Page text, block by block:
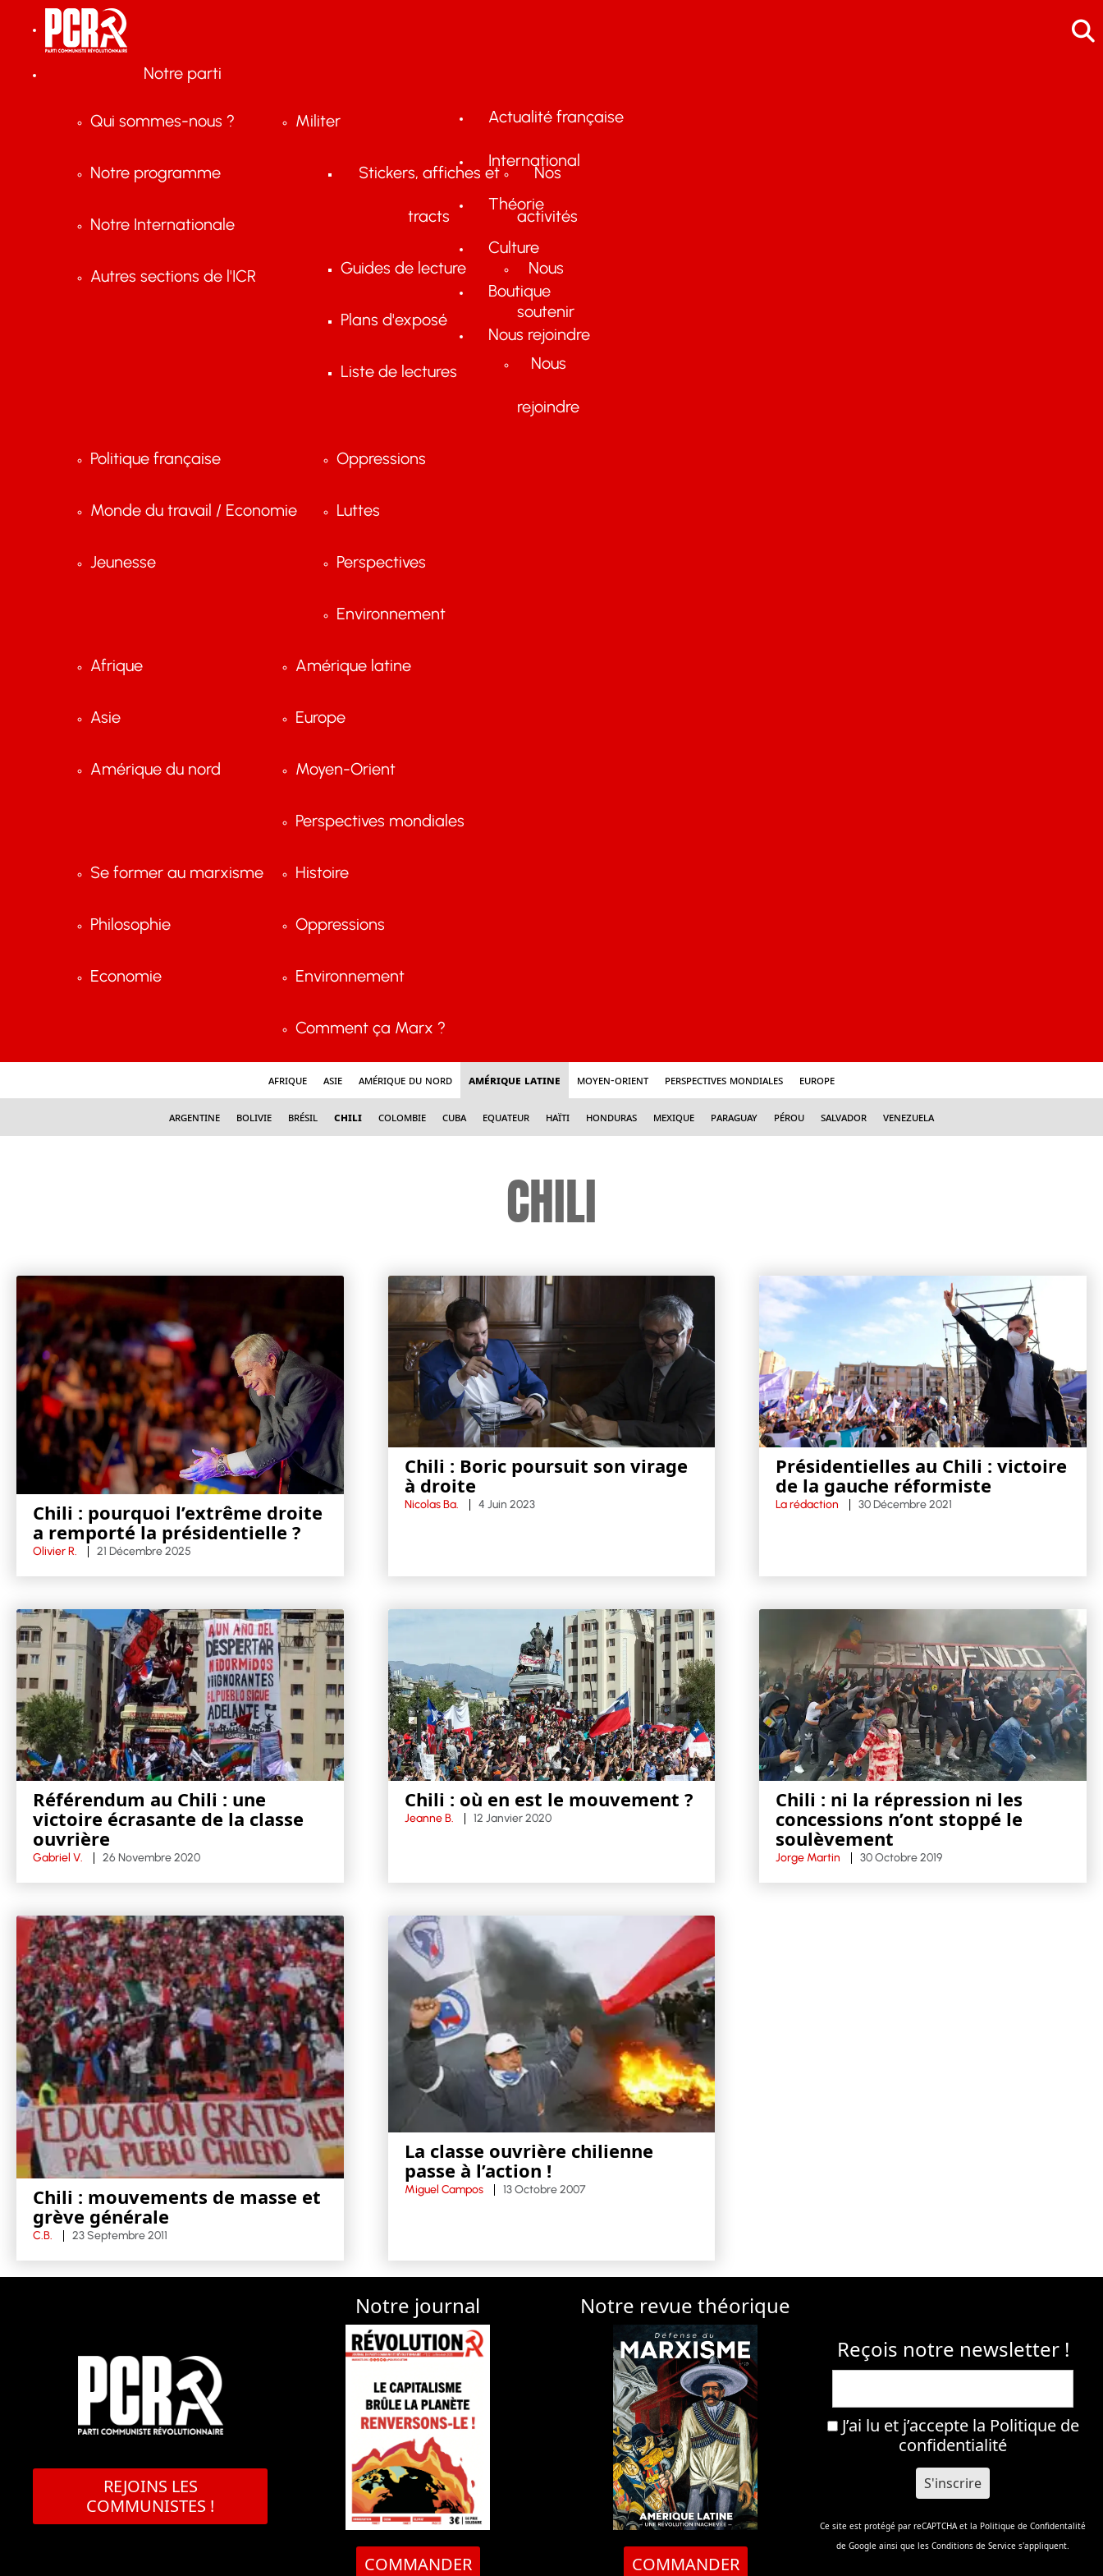
Notre parti
Qui sommes-nous ?
Notre programme
Notre Internationale
Autres sections de l'ICR
Militer
Stickers, affiches et
tracts
Guides de lecture
Plans d'exposé
Liste de lectures
Nos
activités
Nous
soutenir
Nous
rejoindre
Actualité française
Politique française
Monde du travail / Economie
Jeunesse
Oppressions
Luttes
Perspectives
Environnement
International
Afrique
Asie
Amérique du nord
Amérique latine
Europe
Moyen-Orient
Perspectives mondiales
Théorie
Se former au marxisme
Philosophie
Economie
Histoire
Oppressions
Environnement
Comment ça Marx ?
Culture
Boutique
Nous rejoindre
Afrique Asie Amérique du nord Amérique latine Moyen-Orient Perspectives mondiales Europe
Argentine Bolivie Brésil Chili Colombie Cuba Equateur Haïti Honduras Mexique Paraguay Pérou Salvador Venezuela
CHILI
Chili : pourquoi l’extrême droite
a remporté la présidentielle ?
Olivier R. 21 Décembre 2025
Chili : Boric poursuit son virage
à droite
Nicolas Ba. 4 Juin 2023
Présidentielles au Chili : victoire
de la gauche réformiste
La rédaction 30 Décembre 2021
Référendum au Chili : une
victoire écrasante de la classe
ouvrière
Gabriel V. 26 Novembre 2020
Chili : où en est le mouvement ?
Jeanne B. 12 Janvier 2020
Chili : ni la répression ni les
concessions n’ont stoppé le
soulèvement
Jorge Martin 30 Octobre 2019
Chili : mouvements de masse et
grève générale
C.B. 23 Septembre 2011
La classe ouvrière chilienne
passe à l’action !
Miguel Campos 13 Octobre 2007
REJOINS LES
COMMUNISTES !
Notre journal
COMMANDER
Notre revue théorique
COMMANDER
Reçois notre newsletter !
J’ai lu et j’accepte la Politique de
confidentialité
Ce site est protégé par reCAPTCHA et la Politique de Confidentalité
de Google ainsi que les Conditions de Service s'appliquent.